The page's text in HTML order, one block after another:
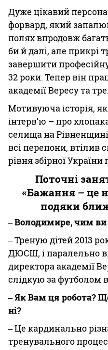
Дуже цікавий
форвард, який
полях впродовж
би й далі, але прикрі
завершити
32 роки. Тепер він
академії Вересу та
Мотивуюча історія,
інтерв’ю – про
селища на
всі перепони, втілив
рівня збірної України
Поточні
«Бажання – це
подяки
‒ Володимире, чим ви
‒ Треную дітей 2013
ДЮСШ, і паралельно
директора академії
слідкую за футболом
‒ Як Вам ця робота?
ні?
‒ Це кардинально
тренувального